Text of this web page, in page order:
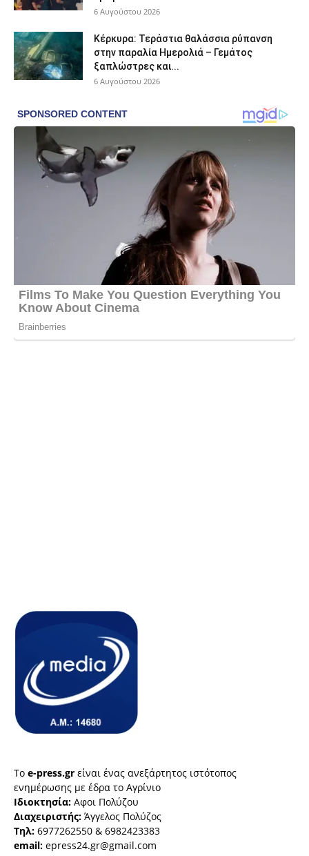
6 Αυγούστου 2026
Κέρκυρα: Τεράστια θαλάσσια ρύπανση
στην παραλία Ημερολιά – Γεμάτος
ξαπλώστρες και...
6 Αυγούστου 2026
Το e-press.gr είναι ένας ανεξάρτητος ιστότοπος
ενημέρωσης με έδρα το Αγρίνιο
Ιδιοκτησία: Αφοι Πολύζου
Διαχειριστής: Άγγελος Πολύζος
Τηλ: 6977262550 & 6982423383
email: epress24.gr@gmail.com